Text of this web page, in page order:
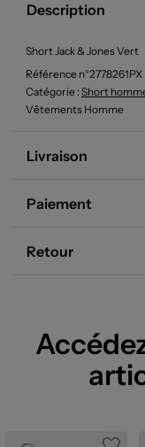
Description
Short Jack & Jones Vert
Référence n°2778261PX
Catégorie : Short
Vêtements Homme
Livraison
Paiement
Retour